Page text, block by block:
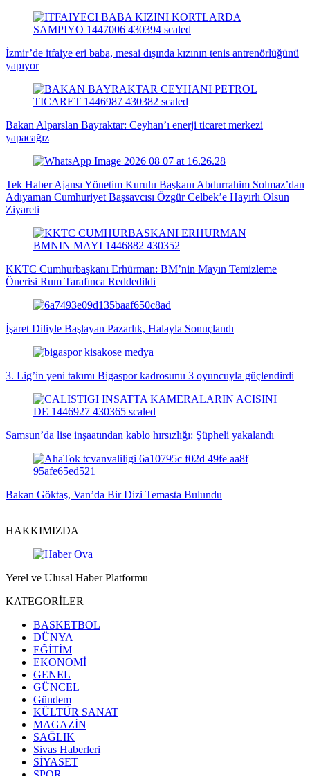
İzmir’de itfaiye eri baba, mesai dışında kızının tenis antrenörlüğünü
yapıyor
Bakan Alparslan Bayraktar: Ceyhan’ı enerji ticaret merkezi
yapacağız
Tek Haber Ajansı Yönetim Kurulu Başkanı Abdurrahim Solmaz’dan
Adıyaman Cumhuriyet Başsavcısı Özgür Celbek’e Hayırlı Olsun
Ziyareti
KKTC Cumhurbaşkanı Erhürman: BM’nin Mayın Temizleme
Önerisi Rum Tarafınca Reddedildi
İşaret Diliyle Başlayan Pazarlık, Halayla Sonuçlandı
3. Lig’in yeni takımı Bigaspor kadrosunu 3 oyuncuyla güçlendirdi
Samsun’da lise inşaatından kablo hırsızlığı: Şüpheli yakalandı
Bakan Göktaş, Van’da Bir Dizi Temasta Bulundu
HAKKIMIZDA
Yerel ve Ulusal Haber Platformu
KATEGORİLER
BASKETBOL
DÜNYA
EĞİTİM
EKONOMİ
GENEL
GÜNCEL
Gündem
KÜLTÜR SANAT
MAGAZİN
SAĞLIK
Sivas Haberleri
SİYASET